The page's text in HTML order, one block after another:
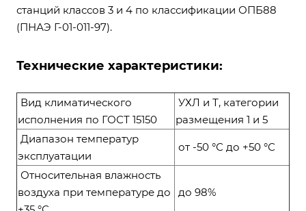
станций классов 3 и 4 по классификации ОПБ88
(ПНАЭ Г-01-011-97).
Технические характеристики:
Вид климатического
исполнения по ГОСТ 15150
УХЛ и Т, категории
размещения 1 и 5
Диапазон температур
эксплуатации
от -50 °С до +50 °С
Относительная влажность
воздуха при температуре до
до 98%